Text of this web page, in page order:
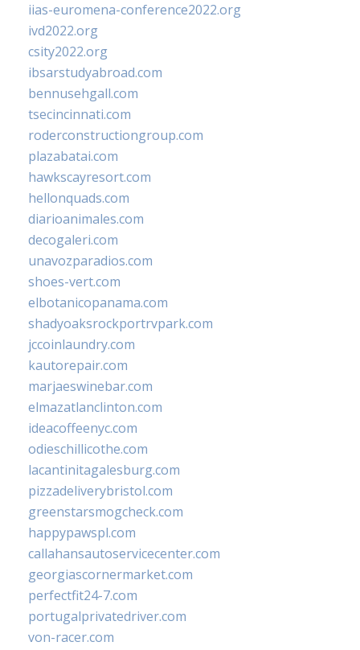
iias-euromena-conference2022.org
ivd2022.org
csity2022.org
ibsarstudyabroad.com
bennusehgall.com
tsecincinnati.com
roderconstructiongroup.com
plazabatai.com
hawkscayresort.com
hellonquads.com
diarioanimales.com
decogaleri.com
unavozparadios.com
shoes-vert.com
elbotanicopanama.com
shadyoaksrockportrvpark.com
jccoinlaundry.com
kautorepair.com
marjaeswinebar.com
elmazatlanclinton.com
ideacoffeenyc.com
odieschillicothe.com
lacantinitagalesburg.com
pizzadeliverybristol.com
greenstarsmogcheck.com
happypawspl.com
callahansautoservicecenter.com
georgiascornermarket.com
perfectfit24-7.com
portugalprivatedriver.com
von-racer.com